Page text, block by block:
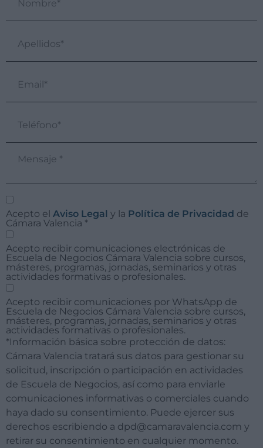
Acepto el Aviso Legal y la Política de Privacidad de
Cámara Valencia *
Acepto recibir comunicaciones electrónicas de
Escuela de Negocios Cámara Valencia sobre cursos,
másteres, programas, jornadas, seminarios y otras
actividades formativas o profesionales.
Acepto recibir comunicaciones por WhatsApp de
Escuela de Negocios Cámara Valencia sobre cursos,
másteres, programas, jornadas, seminarios y otras
actividades formativas o profesionales.
*Información básica sobre protección de datos:
Cámara Valencia tratará sus datos para gestionar su
solicitud, inscripción o participación en actividades
de Escuela de Negocios, así como para enviarle
comunicaciones informativas o comerciales cuando
haya dado su consentimiento. Puede ejercer sus
derechos escribiendo a dpd@camaravalencia.com y
retirar su consentimiento en cualquier momento.